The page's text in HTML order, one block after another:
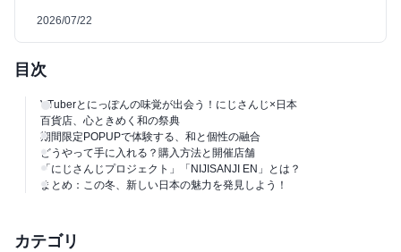
2026/07/22
目次
VTuberとにっぽんの味覚が出会う！にじさんじ×日本
百貨店、心ときめく和の祭典
期間限定POPUPで体験する、和と個性の融合
どうやって手に入れる？購入方法と開催店舗
「にじさんじプロジェクト」「NIJISANJI EN」とは？
まとめ：この冬、新しい日本の魅力を発見しよう！
カテゴリ